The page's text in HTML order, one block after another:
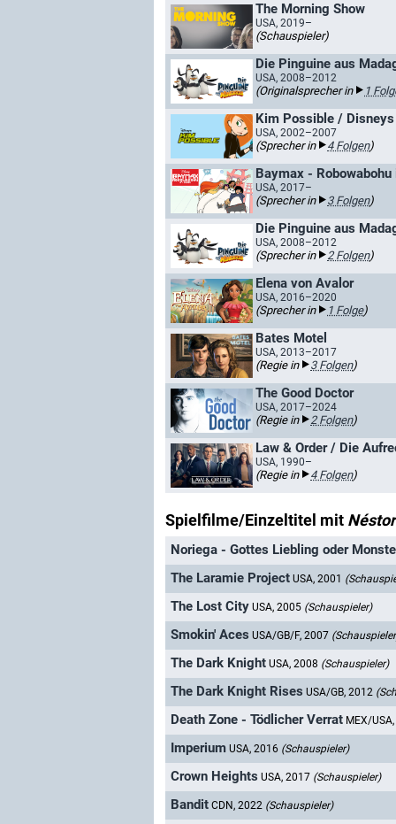
The Morning Show
USA, 2019–
(Schauspieler)
Die Pinguine aus
USA, 2008–2012
(Originalsprecher in 1
Kim Possible /
USA, 2002–2007
(Sprecher in 4 Folgen)
Baymax -
USA, 2017–
(Sprecher in 3 Folgen)
Die Pinguine aus
USA, 2008–2012
(Sprecher in 2 Folgen)
Elena von Avalor
USA, 2016–2020
(Sprecher in 1 Folge)
Bates Motel
USA, 2013–2017
(Regie in 3 Folgen)
The Good Doctor
USA, 2017–2024
(Regie in 2 Folgen)
Law & Order / Die
USA, 1990–
(Regie in 4 Folgen)
Spielfilme/Einzeltitel mit
Noriega - Gottes Liebling oder
The Laramie Project USA, 2001
The Lost City USA, 2005 (Schauspieler)
Smokin' Aces USA/GB/F, 2007
The Dark Knight USA, 2008 (Schauspieler)
The Dark Knight Rises USA/GB, 2012
Death Zone - Tödlicher Verrat MEX/
Imperium USA, 2016 (Schauspieler)
Crown Heights USA, 2017 (Schauspieler)
Bandit CDN, 2022 (Schauspieler)